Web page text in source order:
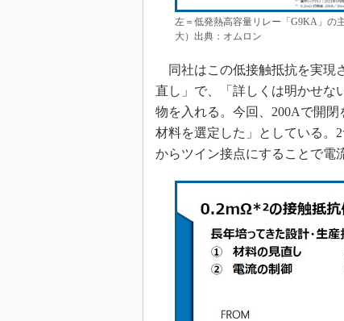
左＝低発熱高容量リレー「G9KA」の
大）出典：オムロン
同社はこの低接触抵抗を実現
直し」で、「詳しくは明かせな
物を入れる。今回、200Aで開
材料を選定した」としている。
からツイン接点にすることで電